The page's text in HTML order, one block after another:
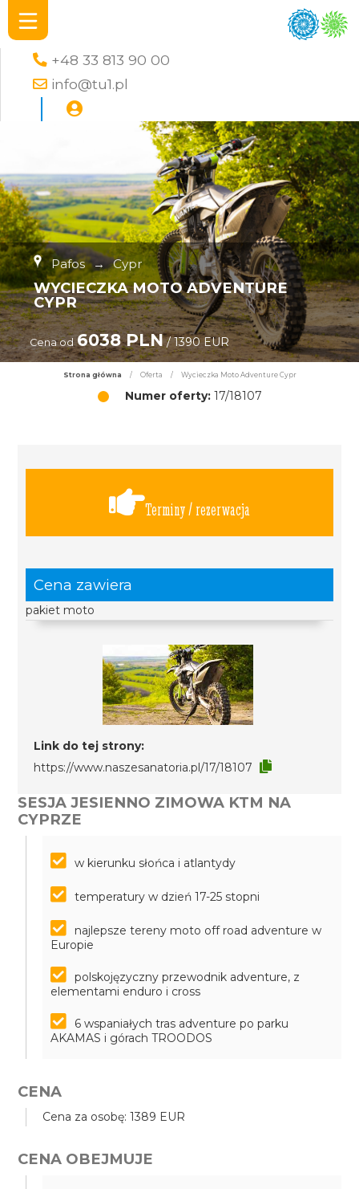
+48 33 813 90 00
info@tu1.pl
Pafos → Cypr
WYCIECZKA MOTO ADVENTURE
CYPR
Cena od 6038 PLN/ 1390 EUR
Strona główna / Oferta / Wycieczka Moto Adventure Cypr
Numer oferty:17/18107
Terminy / rezerwacja
Cena zawiera
pakiet moto
Link do tej strony:
https://www.naszesanatoria.pl/17/18107
SESJA JESIENNO ZIMOWA KTM NA
CYPRZE
w kierunku słońca i atlantydy
temperatury w dzień 17-25 stopni
najlepsze tereny moto off road adventure w
Europie
polskojęzyczny przewodnik adventure, z
elementami enduro i cross
6 wspaniałych tras adventure po parku
AKAMAS i górach TROODOS
CENA
Cena za osobę: 1389 EUR
CENA OBEJMUJE